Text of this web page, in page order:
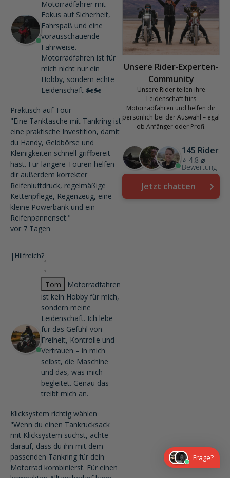
Motorradfahrer mit
Fokus auf Sicherheit,
Fahrspaß und eine
vorausschauende
Fahrweise.
Motorradfahren ist für
mich nicht nur ein
Hobby, sondern echte
Leidenschaft 🏍️🏍️
Praktisch auf Tour
"Eine Tanktasche mit Tankring ist
eine praktische Investition, damit
du Handy, Geldbörse und
Kleinigkeiten schnell griffbereit
hast. Für längere Touren helfen
dir außerdem korrekter
Reifenluftdruck, regelmäßige
Kettenpflege, Regenzeug, eine
kleine Powerbank und ein
Reifenpannenset."
vor 7 Tagen
| Hilfreich?
Tom
Motorradfahren
ist kein Hobby für mich,
sondern meine
Leidenschaft. Ich lebe
für das Gefühl von
Freiheit, Kontrolle und
Vertrauen – in mich
selbst, die Maschine
und das, was mich
begleitet. Genau das
treibt mich an.
Klicksystem richtig wählen
"Wenn du einen Tankrucksack
mit Klicksystem suchst, achte
darauf, dass du ihn mit dem
passenden Tankring für dein
Motorrad kombinierst. Für einen
Unsere Rider-Experten-
Community
Unsere Rider teilen ihre
Leidenschaft fürs
Motorradfahren und helfen dir
persönlich bei der Auswahl – egal
ob Anfänger oder Profi.
145 Rider
⭐ 4.8 ⌀
Bewertung
Jetzt chatten
Frage?